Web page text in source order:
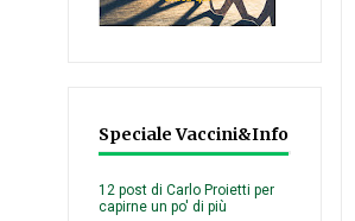
Speciale Vaccini&Info
12 post di Carlo Proietti per
capirne un po' di più